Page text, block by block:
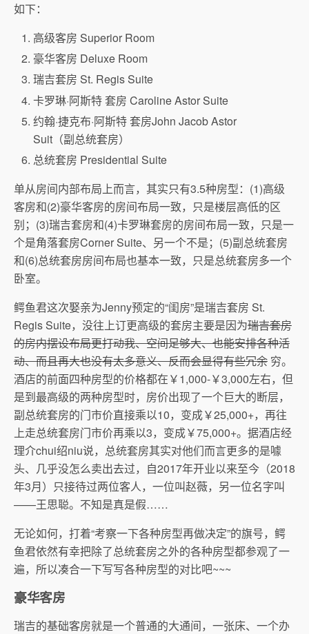
如下：
高级客房 Superior Room
豪华客房 Deluxe Room
瑞吉套房 St. Regis Suite
卡罗琳·阿斯特 套房 Caroline Astor Suite
约翰·捷克布·阿斯特 套房John Jacob Astor
Suit（副总统套房）
总统套房 Presidential Suite
单从房间内部布局上而言，其实只有3.5种房型：(1)高级
客房和(2)豪华客房的房间布局一致，只是楼层高低的区
别；(3)瑞吉套房和(4)卡罗琳套房的房间布局一致，只是一
个是角落套房Corner Suite、另一个不是；(5)副总统套房
和(6)总统套房房间布局也基本一致，只是总统套房多一个
卧室。
鳄鱼君这次娶亲为Jenny预定的“闺房”是瑞吉套房 St.
Regis Suite，没往上订更高级的套房主要是因为瑞吉套房
的房内摆设布局更打动我、空间足够大、也能安排各种活
动、而且再大也没有太多意义、反而会显得有些冗余 穷。
酒店的前面四种房型的价格都在￥1,000-￥3,000左右，但
是到最高级的两种房型时，房价出现了一个巨大的断层，
副总统套房的门市价直接乘以10，变成￥25,000+，再往
上走总统套房门市价再乘以3，变成￥75,000+。据酒店经
理介chui绍niu说，总统套房其实对他们而言更多的是噱
头、几乎没怎么卖出去过，自2017年开业以来至今（2018
年3月）只接待过两位客人，一位叫赵薇，另一位名字叫
——王思聪。不知是真是假……
无论如何，打着“考察一下各种房型再做决定”的旗号，鳄
鱼君依然有幸把除了总统套房之外的各种房型都参观了一
遍，所以凑合一下写写各种房型的对比吧~~~
豪华客房
瑞吉的基础客房就是一个普通的大通间，一张床、一个办